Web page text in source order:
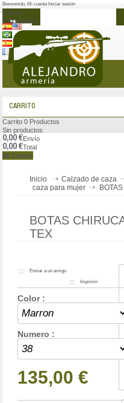
Bienvenido, Mi cuenta Iniciar sesión
Carrito
0 Productos
MENÚ
CARRITO
Carrito 0 Productos
Sin productos
0,00 €Envío
0,00 €Total
Mi Carrito
Inicio Calzado de caza
caza para mujer
BOTAS
TEX
Enviar a un amigo
Imprimir
Color :
Numero :
135,00 €